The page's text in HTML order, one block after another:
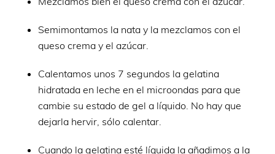
Semimontamos la nata y la mezclamos con el
queso crema y el azúcar.
Calentamos unos 7 segundos la gelatina
hidratada en leche en el microondas para que
cambie su estado de gel a líquido. No hay que
dejarla hervir, sólo calentar.
Cuando la gelatina esté líquida la añadimos a la